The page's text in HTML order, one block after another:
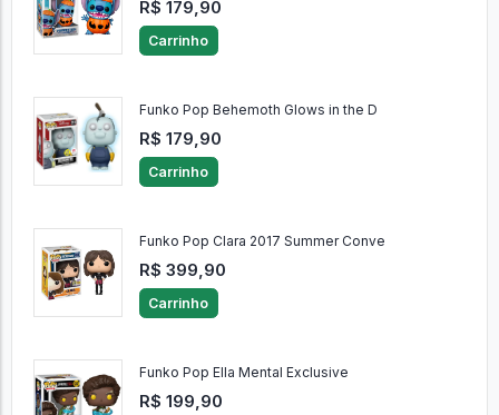
R$ 179,90
Carrinho
Funko Pop Behemoth Glows in the D
R$ 179,90
Carrinho
Funko Pop Clara 2017 Summer Conve
R$ 399,90
Carrinho
Funko Pop Ella Mental Exclusive
R$ 199,90